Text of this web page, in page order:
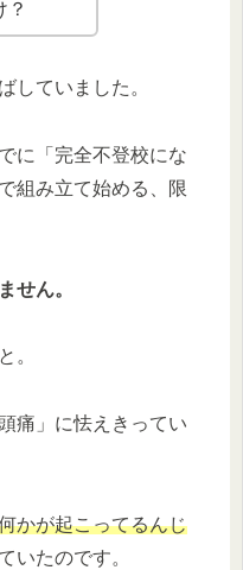
？
していました。
に「完全不登校にな
組み立て始める、限
せん。
。
痛」に怯えきってい
かが起こってるんじ
いたのです。